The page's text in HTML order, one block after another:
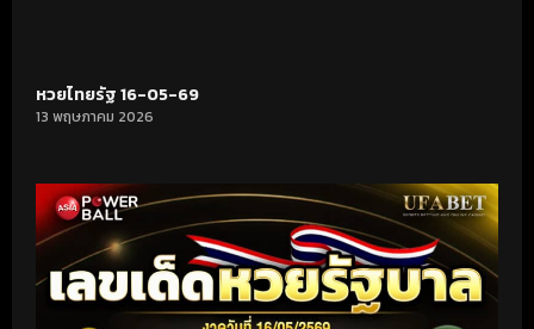
หวยไทยรัฐ 16-05-69
13 พฤษภาคม 2026